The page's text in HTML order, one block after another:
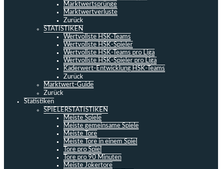
Marktwertsprünge
Marktwertverluste
Zurück
STATISTIKEN
Wertvollste HSK-Teams
Wertvollste HSK-Spieler
Wertvollste HSK-Teams pro Liga
Wertvollste HSK-Spieler pro Liga
Kaderwert-Entwicklung HSK-Teams
Zurück
Marktwert-Guide
Zurück
Statistiken
SPIELERSTATISTIKEN
Meiste Spiele
Meiste gemeinsame Spiele
Meiste Tore
Meiste Tore in einem Spiel
Tore pro Spiel
Tore pro 90 Minuten
Meiste Jokertore